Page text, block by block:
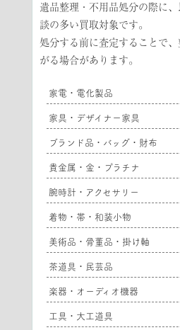
遺品整理・不用品処分の際に
談の多い買取対象です。
処分する前に査定することで
がる場合があります。
家電・電化製品
家具・デザイナー家具
ブランド品・バッグ・財布
貴金属・金・プラチナ
腕時計・アクセサリー
着物・帯・和装小物
美術品・骨董品・掛け軸
茶道具・民芸品
楽器・オーディオ機器
工具・大工道具